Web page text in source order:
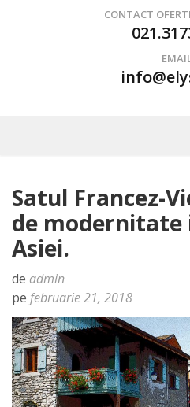
CONTACT
Satul Francez-
de modernitate
Asiei.
de admin
pe februarie 21, 2018